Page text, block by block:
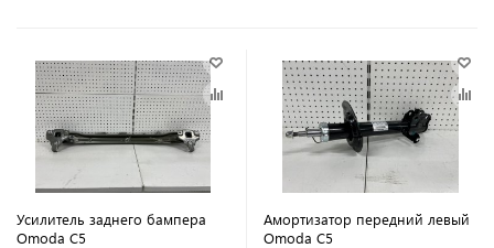
Усилитель заднего бампера
Omoda C5
Амортизатор передний левый
Omoda C5